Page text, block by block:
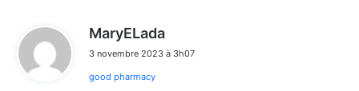
MaryELada
t
3 novembre 2023 à 3h07
good pharmacy